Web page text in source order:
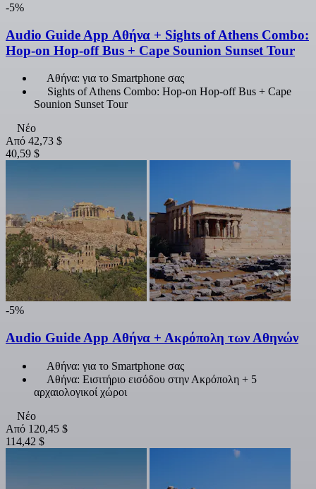
-5%
Audio Guide App Αθήνα + Sights of Athens Combo:
Hop-on Hop-off Bus + Cape Sounion Sunset Tour
Αθήνα: για το Smartphone σας
Sights of Athens Combo: Hop-on Hop-off Bus + Cape
Sounion Sunset Tour
Νέο
Από 42,73 $
40,59 $
-5%
Audio Guide App Αθήνα + Ακρόπολη των Αθηνών
Αθήνα: για το Smartphone σας
Αθήνα: Εισιτήριο εισόδου στην Ακρόπολη + 5
αρχαιολογικοί χώροι
Νέο
Από 120,45 $
114,42 $